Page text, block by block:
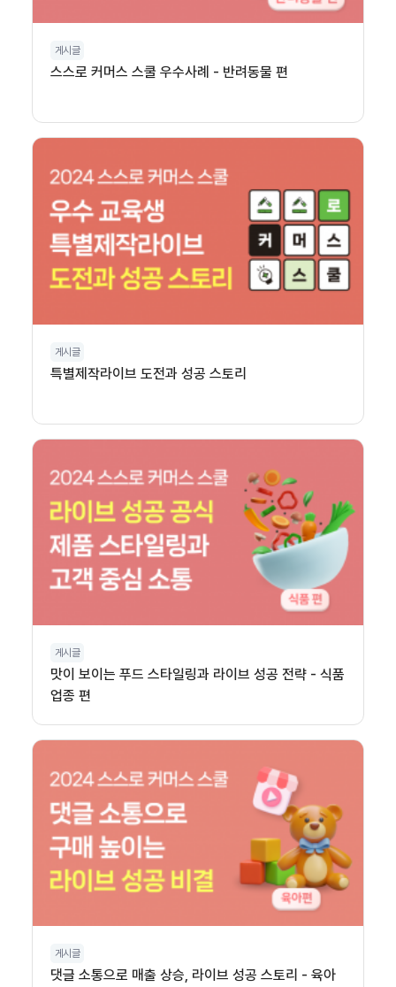
게시글
스스로 커머스 스쿨 우수사례 - 반려동물 편
게시글
특별제작라이브 도전과 성공 스토리
게시글
맛이 보이는 푸드 스타일링과 라이브 성공 전략 - 식품
업종 편
게시글
댓글 소통으로 매출 상승, 라이브 성공 스토리 - 육아